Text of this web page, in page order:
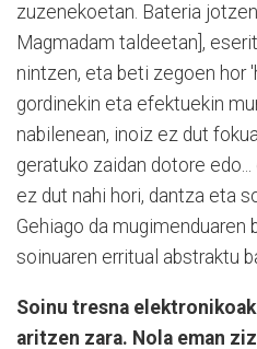
zuzenekoetan. Bateria
Magmadam taldeetan],
nintzen, eta beti zegoen hor
gordinekin eta efektuekin
nabilenean, inoiz ez dut
geratuko zaidan dotore
ez dut nahi hori, dantza eta
Gehiago da mugimenduaren
soinuaren erritual abstraktu
Soinu tresna
aritzen zara. Nola eman